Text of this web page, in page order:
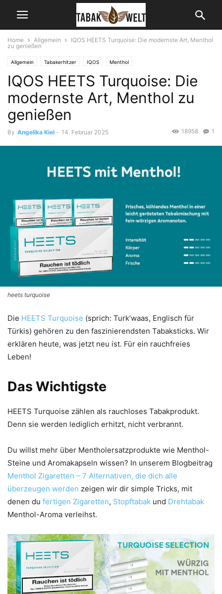
Home Allgemein
IQOS HEETS Turquoise: Die modernste Art, Menthol
zu genießen
Allgemein Tabakerhitzer IQOS Menthol
IQOS HEETS Turquoise: Die
modernste Art, Menthol zu
genießen
By Angelika Kiel - 14. Februar 2025 1
18958
heets turquoise
Die HEETS Turquoise (sprich: Turk’waas, Englisch für
Türkis) gehören zu den faszinierendsten Tabaksticks. Wir
erklären heute, was jetzt neu ist. Für ein rauchfreies
Leben!
Das Wichtigste
HEETS Turquoise zählen als rauchloses Tabakprodukt.
Denn sie werden lediglich erhitzt, nicht verbrannt.
Du willst mehr über Mentholersatzprodukte wie Menthol-
Steine und Aromakapseln wissen? In unserem Blogbeitrag
Menthol Zigaretten – 7 Alternativen, die dich alle
überzeugen werden zeigen wir dir simple Tricks, mit
denen du fertigen Zigaretten, Stopftabak und Drehtabak
Menthol-Aroma verleihst.